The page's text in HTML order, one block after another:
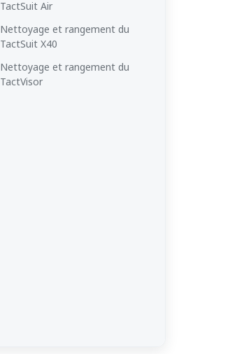
TactSuit Air
Nettoyage et rangement du
TactSuit X40
Nettoyage et rangement du
TactVisor